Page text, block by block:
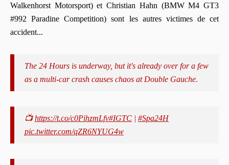
Walkenhorst Motorsport) et Christian Hahn (BMW M4 GT3
#992 Paradine Competition) sont les autres victimes de cet
accident...
The 24 Hours is underway, but it's already over for a few
as a multi-car crash causes chaos at Double Gauche.
📺https://t.co/c0PihzmLfv#IGTC | #Spa24H
pic.twitter.com/qZR6NYUG4w